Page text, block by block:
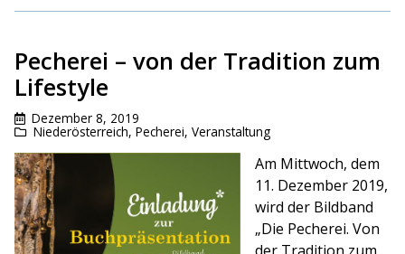
Pecherei – von der Tradition zum
Lifestyle
Dezember 8, 2019
Niederösterreich, Pecherei, Veranstaltung
Am Mittwoch, dem
11. Dezember 2019,
wird der Bildband
„Die Pecherei. Von